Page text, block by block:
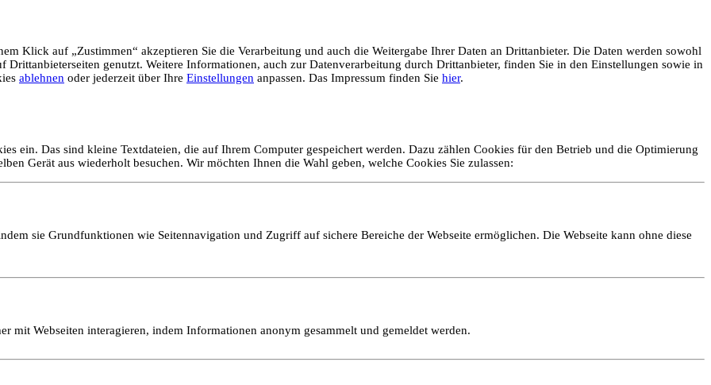
Klick auf „Zustimmen“ akzeptieren Sie die Verarbeitung und auch die Weitergabe Ihrer Daten an Drittanbieter. Die Daten werden sowohl
genutzt. Weitere Informationen, auch zur Datenverarbeitung durch Drittanbieter, finden Sie in den Einstellungen sowie in
ablehnen oder jederzeit über Ihre Einstellungen anpassen. Das Impressum finden Sie hier.
ein. Das sind kleine Textdateien, die auf Ihrem Computer gespeichert werden. Dazu zählen Cookies für den Betrieb und die Optimierung
Gerät aus wiederholt besuchen. Wir möchten Ihnen die Wahl geben, welche Cookies Sie zulassen:
sie Grundfunktionen wie Seitennavigation und Zugriff auf sichere Bereiche der Webseite ermöglichen. Die Webseite kann ohne diese
mit Webseiten interagieren, indem Informationen anonym gesammelt und gemeldet werden.